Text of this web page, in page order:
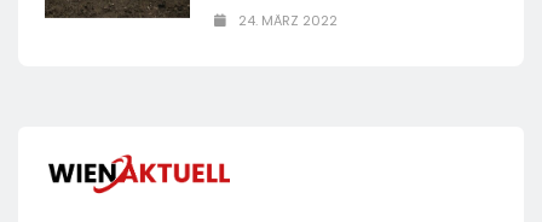
24. MÄRZ 2022